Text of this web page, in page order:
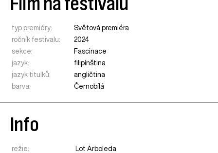
typ premiéry:
Světová premiéra
ročník festivalu:
2024
sekce:
Fascinace
jazyk:
filipínština
jazyk titulků:
angličtina
barva:
Černobílá
Info
režie:
Lot Arboleda